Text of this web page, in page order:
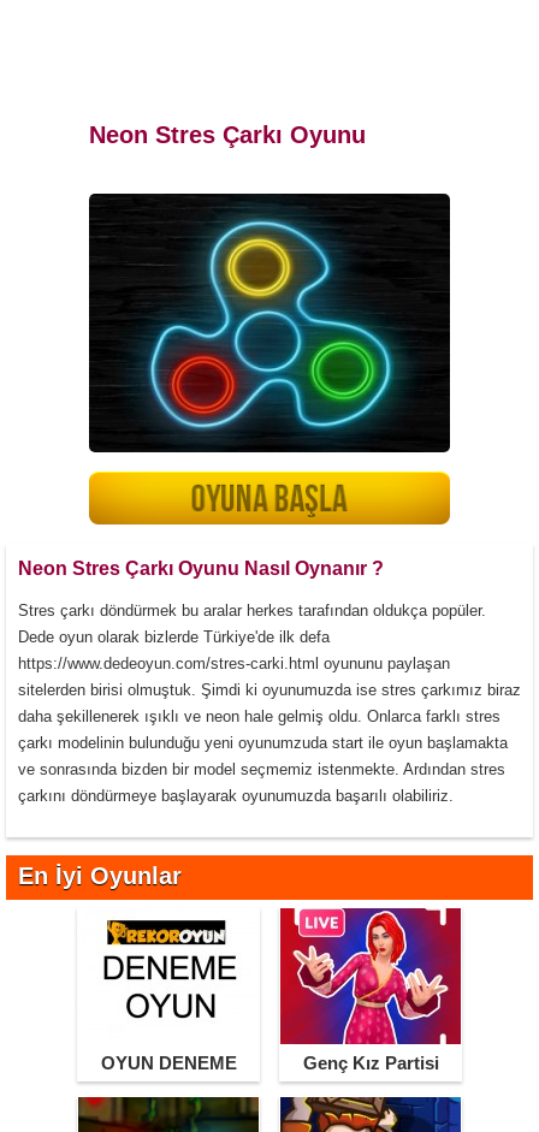
Neon Stres Çarkı Oyunu
Neon Stres Çarkı Oyunu Nasıl Oynanır ?
Stres çarkı döndürmek bu aralar herkes tarafından oldukça popüler.
Dede oyun olarak bizlerde Türkiye'de ilk defa
https://www.dedeoyun.com/stres-carki.html oyununu paylaşan
sitelerden birisi olmuştuk. Şimdi ki oyunumuzda ise stres çarkımız biraz
daha şekillenerek ışıklı ve neon hale gelmiş oldu. Onlarca farklı stres
çarkı modelinin bulunduğu yeni oyunumzuda start ile oyun başlamakta
ve sonrasında bizden bir model seçmemiz istenmekte. Ardından stres
çarkını döndürmeye başlayarak oyunumuzda başarılı olabiliriz.
En İyi Oyunlar
OYUN DENEME Genç Kız Partisi